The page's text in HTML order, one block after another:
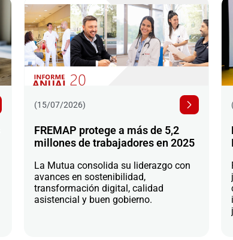
(15/07/2026)
FREMAP protege a más de 5,2
millones de trabajadores en 2025
La Mutua consolida su liderazgo con
avances en sostenibilidad,
transformación digital, calidad
asistencial y buen gobierno.